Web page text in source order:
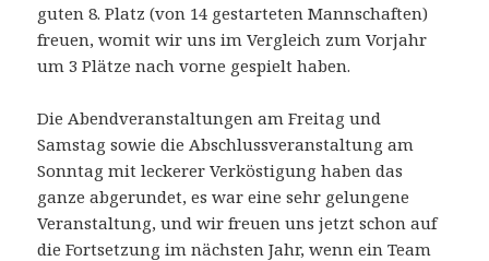
guten 8. Platz (von 14 gestarteten Mannschaften)
freuen, womit wir uns im Vergleich zum Vorjahr
um 3 Plätze nach vorne gespielt haben.
Die Abendveranstaltungen am Freitag und
Samstag sowie die Abschlussveranstaltung am
Sonntag mit leckerer Verköstigung haben das
ganze abgerundet, es war eine sehr gelungene
Veranstaltung, und wir freuen uns jetzt schon auf
die Fortsetzung im nächsten Jahr, wenn ein Team